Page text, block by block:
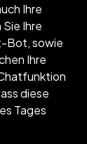
Ihre
Ihre
Bot, sowie
Ihre
diese
Tages